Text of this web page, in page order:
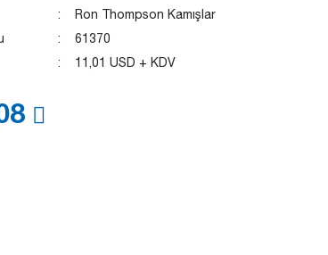
Ron Thompson Kamışlar
61370
11,01 USD + KDV